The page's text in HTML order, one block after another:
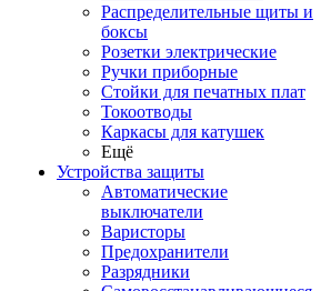
Распределительные щиты и
боксы
Розетки электрические
Ручки приборные
Стойки для печатных плат
Токоотводы
Каркасы для катушек
Ещё
Устройства защиты
Автоматические
выключатели
Варисторы
Предохранители
Разрядники